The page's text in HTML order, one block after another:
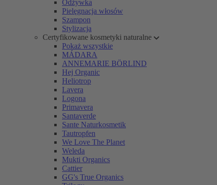
Odżywka
Pielęgnacja włosów
Szampon
Stylizacja
Certyfikowane kosmetyki naturalne
Pokaż wszystkie
MÁDARA
ANNEMARIE BÖRLIND
Hej Organic
Heliotrop
Lavera
Logona
Primavera
Santaverde
Sante Naturkosmetik
Tautropfen
We Love The Planet
Weleda
Mukti Organics
Cattier
GG's True Organics